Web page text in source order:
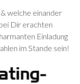
welche einander
Dir erachten
Einladung
im Stande sein!